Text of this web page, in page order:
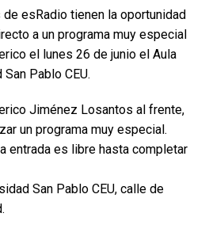
esRadio tienen la oportunidad
a un programa muy especial
el lunes 26 de junio el Aula
Pablo CEU.
Jiménez Losantos al frente,
un programa muy especial.
entrada es libre hasta completar
San Pablo CEU, calle de